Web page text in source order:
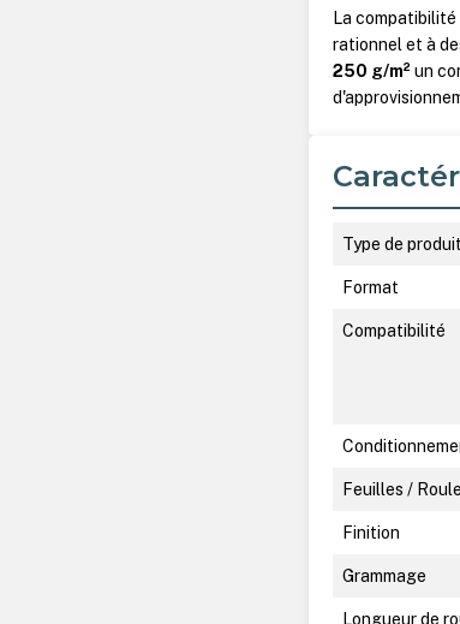
La
rationnel et à
250 g/m²un
Type de produit
Format
Compatibilité
Feuilles /
Finition
Grammage
Longueur de